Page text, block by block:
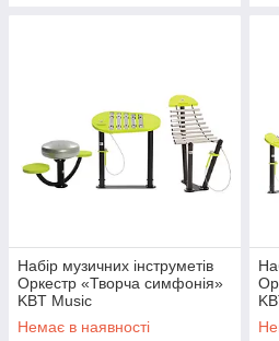
Набір музичних інструметів
Оркестр «Творча симфонія»
KBT Music
Немає в наявності